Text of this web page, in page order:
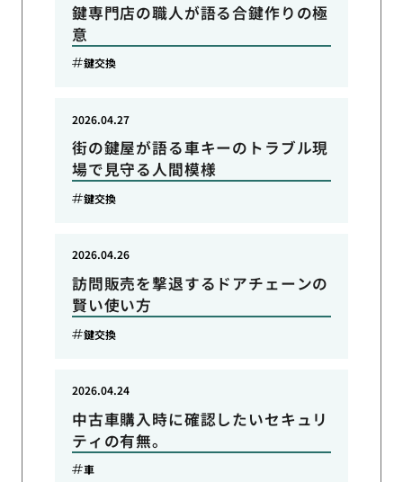
鍵専門店の職人が語る合鍵作りの極
意
鍵交換
街の鍵屋が語る車キーのトラブル現
場で見守る人間模様
2026.04.27
鍵交換
訪問販売を撃退するドアチェーンの
賢い使い方
2026.04.26
鍵交換
中古車購入時に確認したいセキュリ
ティの有無。
2026.04.24
車